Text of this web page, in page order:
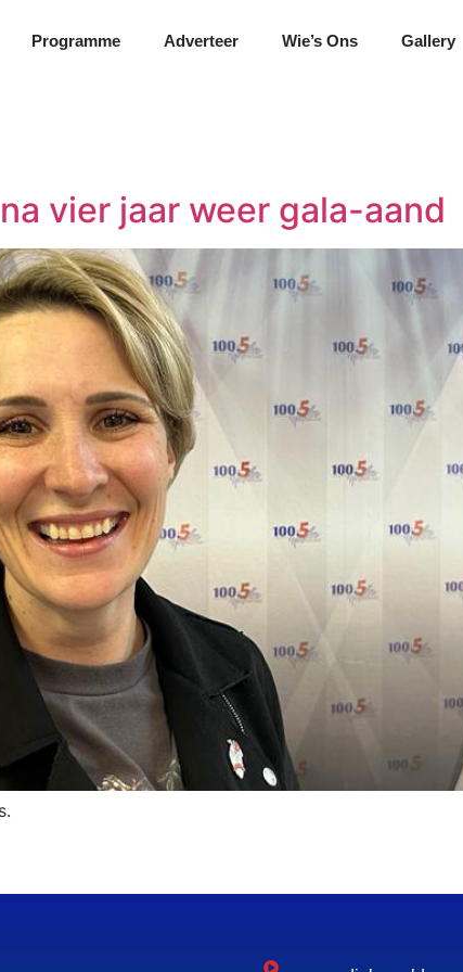
Programme Adverteer Wie’s Ons Gallery
vier jaar weer gala-aand